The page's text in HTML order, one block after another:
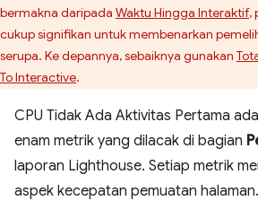
bermakna daripada Waktu Hingga Interaktif,
cukup signifikan untuk membenarkan
serupa. Ke depannya, sebaiknya gunakan
To Interactive.
CPU Tidak Ada Aktivitas Pertama
enam metrik yang dilacak di bagian
laporan Lighthouse. Setiap metrik
aspek kecepatan pemuatan halaman.